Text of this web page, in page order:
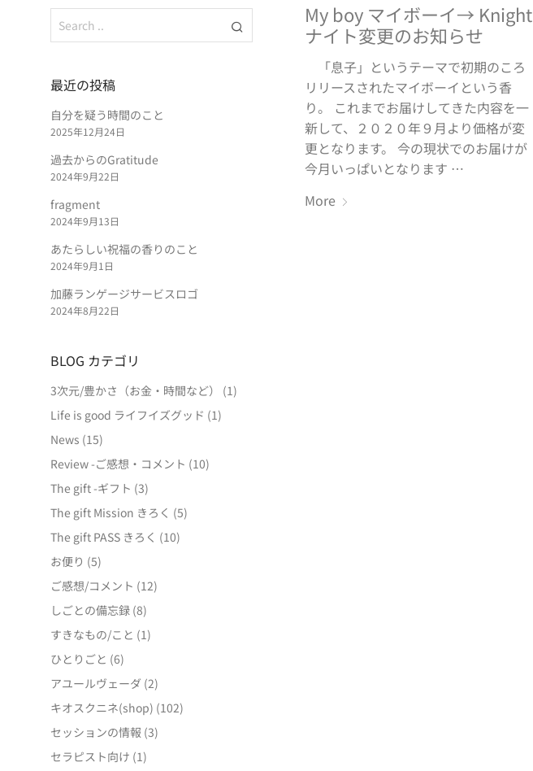
My boy マイボーイ→ Knight
ナイト変更のお知らせ
「息子」というテーマで初期のころ
リリースされたマイボーイという香
り。 これまでお届けしてきた内容を一
新して、２０２０年９月より価格が変
更となります。 今の現状でのお届けが
今月いっぱいとなります …
More
最近の投稿
自分を疑う時間のこと
2025年12月24日
過去からのGratitude
2024年9月22日
fragment
2024年9月13日
あたらしい祝福の香りのこと
2024年9月1日
加藤ランゲージサービスロゴ
2024年8月22日
BLOG カテゴリ
3次元/豊かさ（お金・時間など）
(1)
Life is good ライフイズグッド (1)
News (15)
Review -ご感想・コメント (10)
The gift -ギフト (3)
The gift Mission きろく (5)
The gift PASS きろく (10)
お便り (5)
ご感想/コメント (12)
しごとの備忘録 (8)
すきなもの/こと (1)
ひとりごと (6)
アユールヴェーダ (2)
キオスクニネ(shop) (102)
セッションの情報 (3)
セラピスト向け (1)